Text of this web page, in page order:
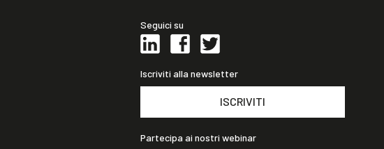
Seguici su
Iscriviti alla newsletter
ISCRIVITI
Partecipa ai nostri webinar